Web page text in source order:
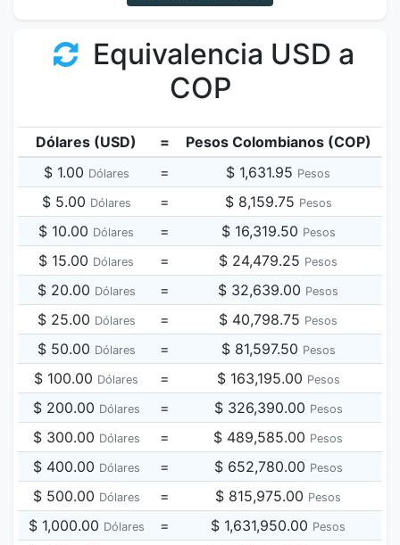
Equivalencia USD a
COP
Dólares (USD) =
Pesos Colombianos (COP)
$ 1.00 Dólares = $ 1,631.95 Pesos
$ 5.00 Dólares = $ 8,159.75 Pesos
$ 10.00 Dólares = $ 16,319.50 Pesos
$ 15.00 Dólares = $ 24,479.25 Pesos
$ 20.00 Dólares = $ 32,639.00 Pesos
$ 25.00 Dólares = $ 40,798.75 Pesos
$ 50.00 Dólares = $ 81,597.50 Pesos
$ 100.00 Dólares = $ 163,195.00 Pesos
$ 200.00 Dólares = $ 326,390.00 Pesos
$ 300.00 Dólares = $ 489,585.00 Pesos
$ 400.00 Dólares = $ 652,780.00 Pesos
$ 500.00 Dólares = $ 815,975.00 Pesos
$ 1,000.00 Dólares = $ 1,631,950.00 Pesos